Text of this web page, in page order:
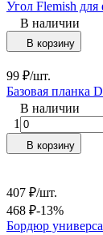
Угол Flemish
В наличии
В корзину
99 ₽/шт.
Базовая планка
В наличии
1
В корзину
407 ₽/шт.
468 ₽-13%
Бордюр